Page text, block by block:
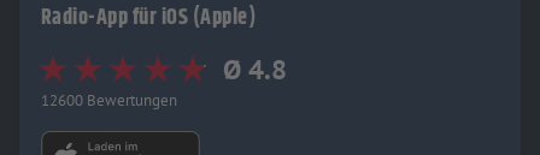
Radio-App für iOS (Apple)
Ø 4.8
12600 Bewertungen